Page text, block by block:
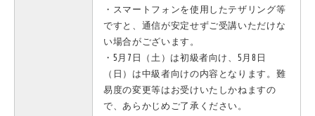
・スマートフォンを使用したテザリング等
ですと、通信が安定せずご受講いただけな
い場合がございます。
・5月7日（土）は初級者向け、5月8日
（日）は中級者向けの内容となります。難
易度の変更等はお受けいたしかねますの
で、あらかじめご了承ください。